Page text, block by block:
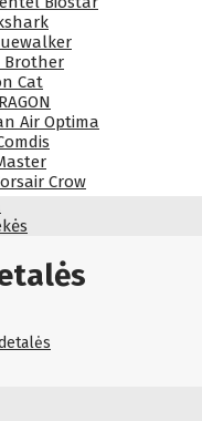
Brother
Cat
Air Optima
Crow
Daewoo
Delog
DjiDmr